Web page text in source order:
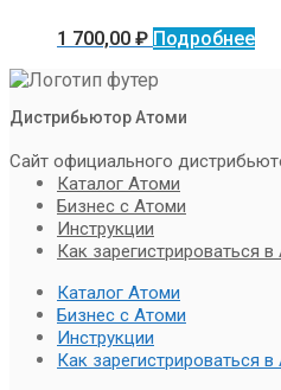
1 700,00 ₽ Подробнее
Дистрибьютор Атоми
Сайт официального
Каталог Атоми
Бизнес с Атоми
Инструкции
Как зарегистрироваться
Каталог Атоми
Бизнес с Атоми
Инструкции
Как зарегистрироваться